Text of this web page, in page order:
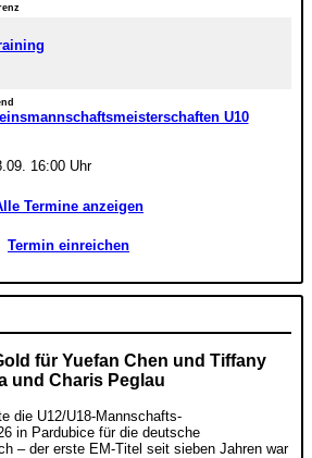
U10
16:00 Uhr
Termine anzeigen
Termin einreichen
für Yuefan Chen und Tiffany
und Charis Peglau
die U12/U18-Mannschafts-
in Pardubice für die deutsche
– der erste EM-Titel seit sieben Jahren war